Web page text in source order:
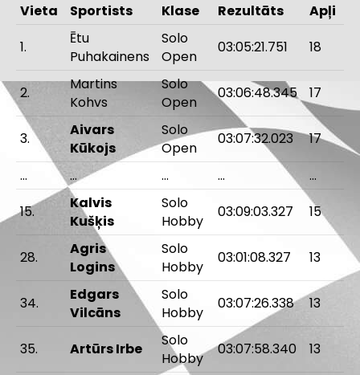
Vieta Sportists Klase Rezultāts
Apļi
1.
Ētu
Puhakainens
Solo
Open
03:05:21.751 18
2.
Martins
Kohvs
Solo
Open
03:06:48.345 17
3.
Aivars
Kūkojs
Solo
Open
03:07:32.023
17
…
… … …
…
15.
Kalvis
Kušķis
Solo
Hobby
03:09:03.327 15
28.
Agris
Logins
Solo
Hobby
03:01:08.327 13
34.
Edgars
Vilcāns
Solo
Hobby
03:07:26.338 13
35. Artūrs Irbe
Solo
Hobby
03:07:58.340 13